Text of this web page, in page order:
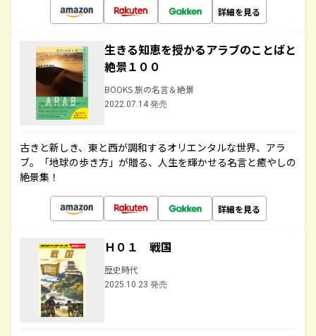
詳細を見る
生きる知恵を授かるアラブのことばと
絶景１００
BOOKS 旅の名言＆絶景
2022.07.14 発売
古きと新しき、東と西が調和するオリエンタルな世界、アラ
ブ。「地球の歩き方」が贈る、人生を輝かせる名言と癒やしの
絶景集！
詳細を見る
Ｈ０１ 戦国
歴史時代
2025.10.23 発売